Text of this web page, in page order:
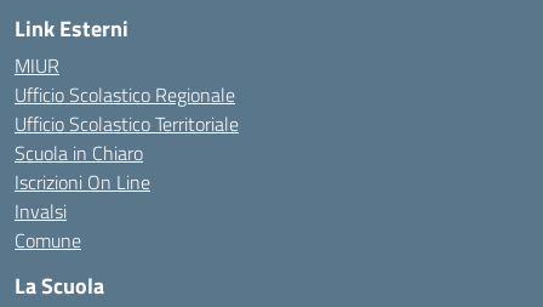
Link Esterni
MIUR
Ufficio Scolastico Regionale
Ufficio Scolastico Territoriale
Scuola in Chiaro
Iscrizioni On Line
Invalsi
Comune
La Scuola